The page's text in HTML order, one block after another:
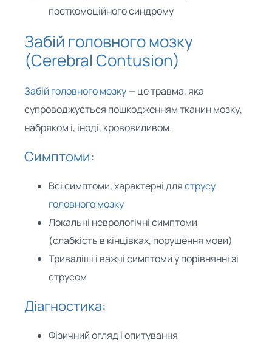
посткомоційного синдрому
Забій головного мозку
(Cerebral Contusion)
Забій головного мозку— це травма, яка
супроводжується пошкодженням тканин мозку,
набряком і, іноді, крововиливом.
Симптоми:
Всі симптоми, характерні дляструсу
головного мозку
Локальні неврологічні симптоми
(слабкість в кінцівках, порушення мови)
Триваліші і важчі симптоми у порівнянні зі
струсом
Діагностика:
Фізичний огляд і опитування